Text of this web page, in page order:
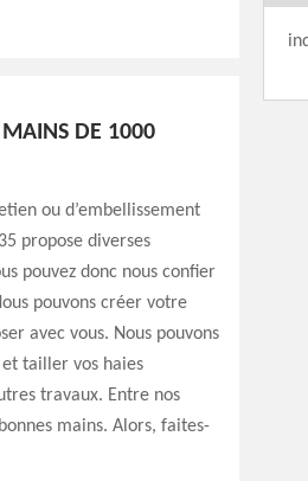
MAINS DE 1000
ou d’embellissement
propose diverses
pouvez donc nous confier
pouvons créer votre
avec vous. Nous pouvons
et tailler vos haies
travaux. Entre nos
mains. Alors, faites-